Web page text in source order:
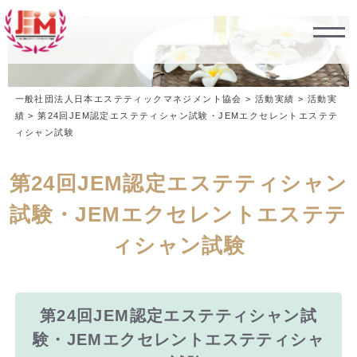
一般社団法人日本エステティックマネジメント協会 > 活動実績 > 活動実
績 >第24回JEM認定エステティシャン試験・JEMエクセレントエステテ
ィシャン試験
第24回JEM認定エステティシャン
試験・JEMエクセレントエステテ
ィシャン試験
第24回JEM認定エステティシャン試
験・JEMエクセレントエステティシャ